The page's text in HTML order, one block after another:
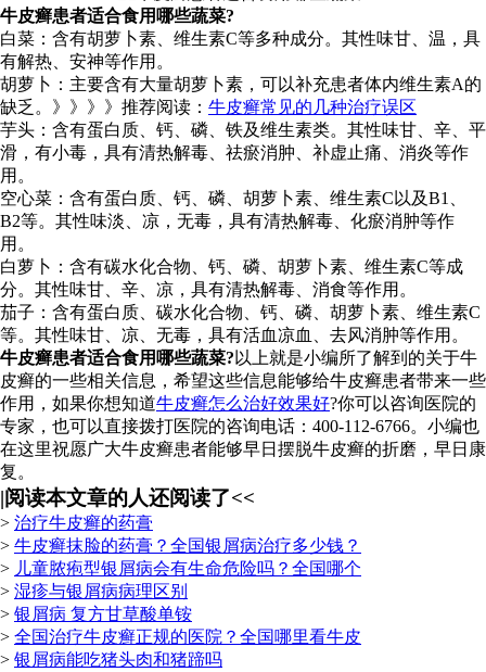
牛皮癣患者适合食用哪些蔬菜?
白菜：含有胡萝卜素、维生素C等多种成分。其性味甘、温，具
有解热、安神等作用。
胡萝卜：主要含有大量胡萝卜素，可以补充患者体内维生素A的
缺乏。》》》》推荐阅读： 牛皮癣常见的几种治疗误区
芋头：含有蛋白质、钙、磷、铁及维生素类。其性味甘、辛、平
滑，有小毒，具有清热解毒、祛瘀消肿、补虚止痛、消炎等作
用。
空心菜：含有蛋白质、钙、磷、胡萝卜素、维生素C以及B1、
B2等。其性味淡、凉，无毒，具有清热解毒、化瘀消肿等作
用。
白萝卜：含有碳水化合物、钙、磷、胡萝卜素、维生素C等成
分。其性味甘、辛、凉，具有清热解毒、消食等作用。
茄子：含有蛋白质、碳水化合物、钙、磷、胡萝卜素、维生素C
等。其性味甘、凉、无毒，具有活血凉血、去风消肿等作用。
牛皮癣患者适合食用哪些蔬菜? 以上就是小编所了解到的关于牛
皮癣的一些相关信息，希望这些信息能够给牛皮癣患者带来一些
作用，如果你想知道牛皮癣怎么治好效果好?你可以咨询医院的
专家，也可以直接拨打医院的咨询电话：400-112-6766。小编也
在这里祝愿广大牛皮癣患者能够早日摆脱牛皮癣的折磨，早日康
复。
|阅读本文章的人还阅读了<<
> 治疗牛皮癣的药膏
> 牛皮癣抹脸的药膏？全国银屑病治疗多少钱？
> 儿童脓疱型银屑病会有生命危险吗？全国哪个
> 湿疹与银屑病病理区别
> 银屑病 复方甘草酸单铵
> 全国治疗牛皮癣正规的医院？全国哪里看牛皮
> 银屑病能吃猪头肉和猪蹄吗